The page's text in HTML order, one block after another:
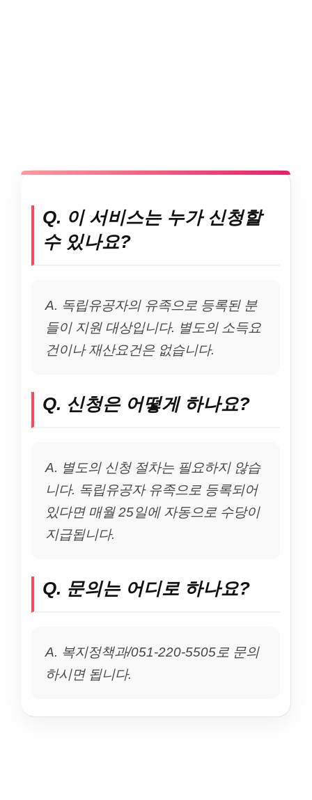
Q. 이 서비스는 누가 신청할
수 있나요?
A. 독립유공자의 유족으로 등록된 분
들이 지원 대상입니다. 별도의 소득요
건이나 재산요건은 없습니다.
Q. 신청은 어떻게 하나요?
A. 별도의 신청 절차는 필요하지 않습
니다. 독립유공자 유족으로 등록되어
있다면 매월 25일에 자동으로 수당이
지급됩니다.
Q. 문의는 어디로 하나요?
A. 복지정책과/051-220-5505로 문의
하시면 됩니다.